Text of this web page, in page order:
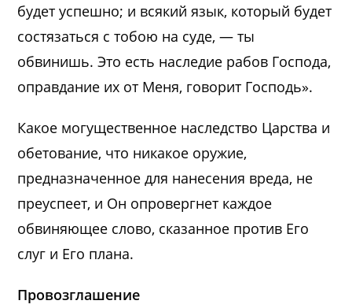
будет успешно; и всякий язык, который будет
состязаться с тобою на суде, — ты
обвинишь. Это есть наследие рабов Господа,
оправдание их от Меня, говорит Господь».
Какое могущественное наследство Царства и
обетование, что никакое оружие,
предназначенное для нанесения вреда, не
преуспеет, и Он опровергнет каждое
обвиняющее слово, сказанное против Его
слуг и Его плана.
Провозглашение